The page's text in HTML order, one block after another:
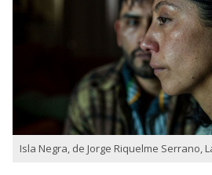
Isla Negra, de Jorge Riquelme Serrano,